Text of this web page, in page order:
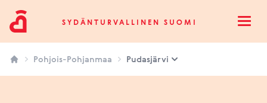
Sydänturvallinen SuomiSYDÄNTURVALLINEN SUOMI
Pohjois-Pohjanmaa Pudasjärvi